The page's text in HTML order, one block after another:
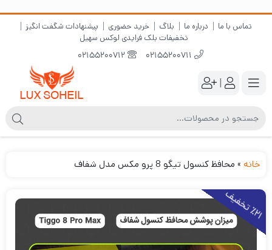
تماس با ما درباره ما بلاگ خرید حضوری
پیشنهادات شگفت انگیز
تخفیفات بلک فرایدی لوکس سهیل
|
خانه » محافظ کنسول تیگو 8 پرو مکس مدل شفاف
٪2
1
ت
خ
ف
یف